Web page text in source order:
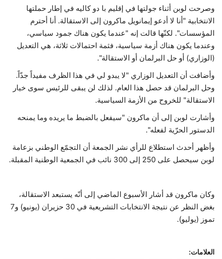
حياة
وصرحت لوبن أثناء جولتها في إقليم با دو كاليه في إطار حملتها
الانتخابية "أنا لا أدعو إيمانويل ماكرون إلى الاستقالة. أنا أحترم
المؤسسات". لكنّها قالت إنه "عندما يكون هناك جمود سياسي،
وعندما يكون هناك أزمة سياسية، فثمة احتمالات ثلاثة، هي التعديل
(الوزاري) أو حل البرلمان أو الاستقالة".
وأضافت أن التعديل الوزاري "لا يبدو لي في هذا الظرف مفيداً جدّاً.
وحل البرلمان قد حصل هذا العام. لذلك لن يبقى للرئيس سوى خيار
الاستقالة" للخروح من الأزمة السياسية.
وأشارت لوبن إلى أن ماكرون "سيفعل بالضبط ما يريده وما يمنحه
الدستور الحرّية لفعله".
وأظهر أحدث استطلاع للرأي نشر الجمعة أن التجمّع الوطني بزعامة
لوبن سيحصل على 250 إلى 300 نائب في الجمعية الوطنية المقبلة.
وكان ماكرون قد أشار الأسبوع الماضي إلى أنّه يستبعد الاستقالة،
بغض النظر عن نتيجة الانتخابات التشريعية في 30 حزيران (يونيو) و7
تموز (يوليو).
العلامات: